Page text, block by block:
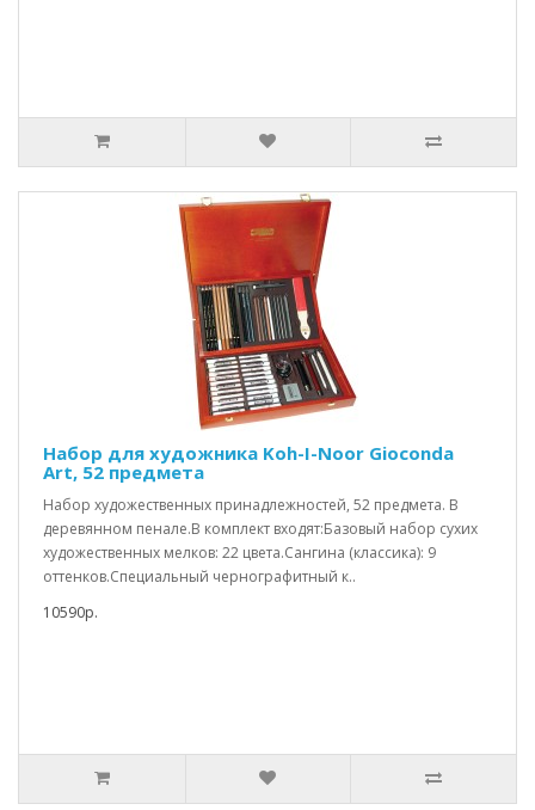
Набор для художника Koh-I-Noor Gioconda
Art, 52 предмета
Набор художественных принадлежностей, 52 предмета. В
деревянном пенале.В комплект входят:Базовый набор сухих
художественных мелков: 22 цвета.Сангина (классика): 9
оттенков.Специальный чернографитный к..
10590р.